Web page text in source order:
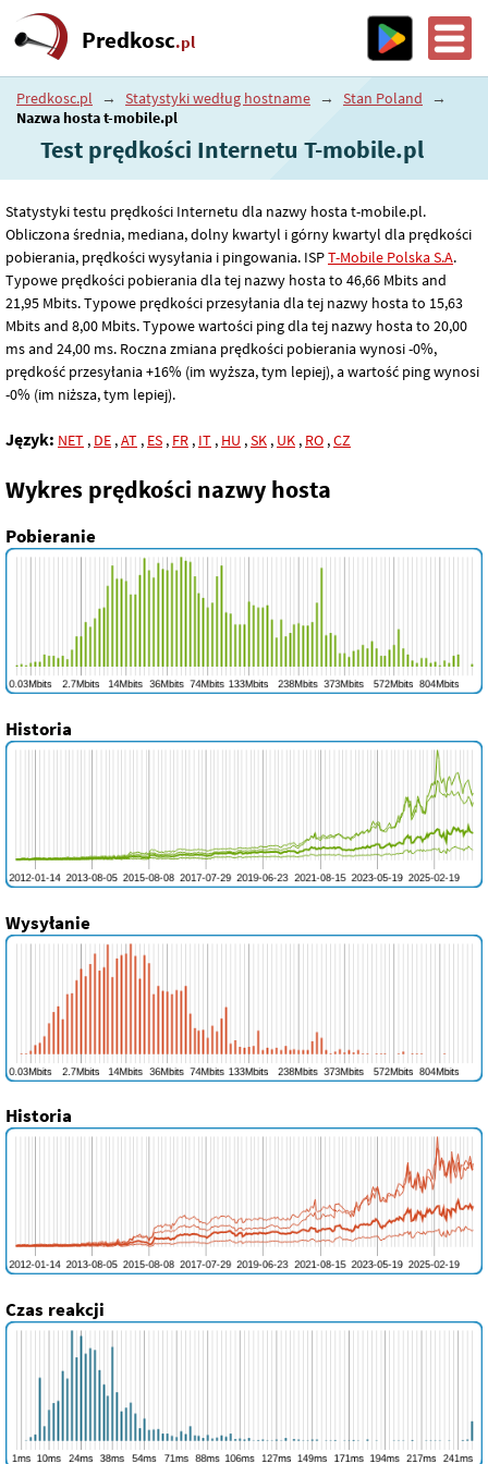
Predkosc.pl
Predkosc.pl → Statystyki według hostname → Stan Poland
→
Nazwa hosta t-mobile.pl
Test prędkości Internetu T-mobile.pl
Statystyki testu prędkości Internetu dla nazwy hosta t-mobile.pl.
Obliczona średnia, mediana, dolny kwartyl i górny kwartyl dla prędkości
pobierania, prędkości wysyłania i pingowania. ISPT-Mobile Polska S.A.
Typowe prędkości pobierania dla tej nazwy hosta to 46,66 Mbits and
21,95 Mbits. Typowe prędkości przesyłania dla tej nazwy hosta to 15,63
Mbits and 8,00 Mbits. Typowe wartości ping dla tej nazwy hosta to 20,00
ms and 24,00 ms. Roczna zmiana prędkości pobierania wynosi -0%,
prędkość przesyłania +16% (im wyższa, tym lepiej), a wartość ping wynosi
-0% (im niższa, tym lepiej).
Język: NET , DE ,AT , ES , FR , IT , HU ,SK , UK , RO ,CZ
Wykres prędkości nazwy hosta
Pobieranie
Historia
Wysyłanie
Historia
Czas reakcji